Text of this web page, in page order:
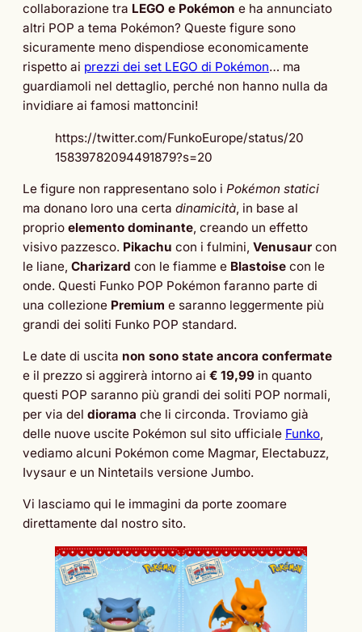
collaborazione tra LEGO e Pokémon e ha annunciato
altri POP a tema Pokémon? Queste figure sono
sicuramente meno dispendiose economicamente
rispetto ai prezzi dei set LEGO di Pokémon… ma
guardiamoli nel dettaglio, perché non hanno nulla da
invidiare ai famosi mattoncini!
https://twitter.com/FunkoEurope/status/20
15839782094491879?s=20
Le figure non rappresentano solo i Pokémon statici
ma donano loro una certa dinamicità, in base al
proprio elemento dominante, creando un effetto
visivo pazzesco. Pikachu con i fulmini, Venusaur con
le liane, Charizard con le fiamme e Blastoise con le
onde. Questi Funko POP Pokémon faranno parte di
una collezione Premium e saranno leggermente più
grandi dei soliti Funko POP standard.
Le date di uscita non sono state ancora confermate
e il prezzo si aggirerà intorno ai € 19,99 in quanto
questi POP saranno più grandi dei soliti POP normali,
per via del diorama che li circonda. Troviamo già
delle nuove uscite Pokémon sul sito ufficiale Funko,
vediamo alcuni Pokémon come Magmar, Electabuzz,
Ivysaur e un Nintetails versione Jumbo.
Vi lasciamo qui le immagini da porte zoomare
direttamente dal nostro sito.